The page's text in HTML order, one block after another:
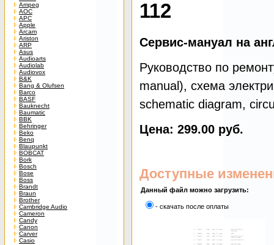
Ampeg
AOC
APC
Apple
Arcam
Ariston
ARP
Asus
Audioarts
Audiolab
Audiovox
B&K
Bang & Olufsen
Barco
BASF
Bauknecht
Baumatic
BBK
Behringer
Beko
Benq
Blaupunkt
BOBCAT
Bork
Bosch
Bose
Boss
Brandt
Braun
Brother
Cambridge Audio
Cameron
Candy
Canon
Carver
Casio
112
Сервис-мануал на
Руководство по
manual), cхема
schematic diagram,
Цена: 299.00 руб.
Доступные
Данный файл можно загрузить:
- скачать после оплаты